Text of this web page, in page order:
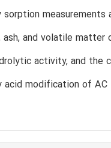
measurements
ash, and volatile matter
activity, and the
modification of AC